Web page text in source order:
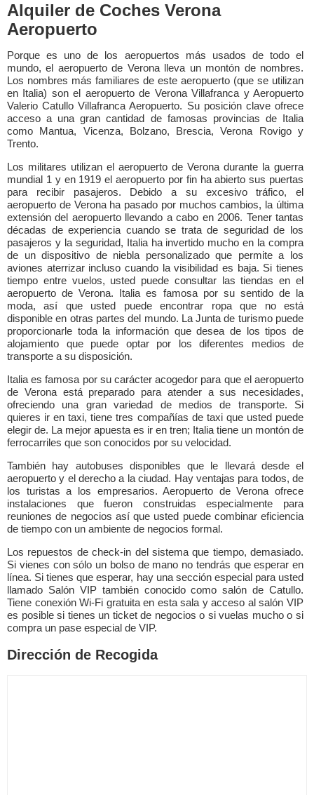
Alquiler de Coches Verona
Aeropuerto
Porque es uno de los aeropuertos más usados de todo el
mundo, el aeropuerto de Verona lleva un montón de nombres.
Los nombres más familiares de este aeropuerto (que se utilizan
en Italia) son el aeropuerto de Verona Villafranca y Aeropuerto
Valerio Catullo Villafranca Aeropuerto. Su posición clave ofrece
acceso a una gran cantidad de famosas provincias de Italia
como Mantua, Vicenza, Bolzano, Brescia, Verona Rovigo y
Trento.
Los militares utilizan el aeropuerto de Verona durante la guerra
mundial 1 y en 1919 el aeropuerto por fin ha abierto sus puertas
para recibir pasajeros. Debido a su excesivo tráfico, el
aeropuerto de Verona ha pasado por muchos cambios, la última
extensión del aeropuerto llevando a cabo en 2006. Tener tantas
décadas de experiencia cuando se trata de seguridad de los
pasajeros y la seguridad, Italia ha invertido mucho en la compra
de un dispositivo de niebla personalizado que permite a los
aviones aterrizar incluso cuando la visibilidad es baja. Si tienes
tiempo entre vuelos, usted puede consultar las tiendas en el
aeropuerto de Verona. Italia es famosa por su sentido de la
moda, así que usted puede encontrar ropa que no está
disponible en otras partes del mundo. La Junta de turismo puede
proporcionarle toda la información que desea de los tipos de
alojamiento que puede optar por los diferentes medios de
transporte a su disposición.
Italia es famosa por su carácter acogedor para que el aeropuerto
de Verona está preparado para atender a sus necesidades,
ofreciendo una gran variedad de medios de transporte. Si
quieres ir en taxi, tiene tres compañías de taxi que usted puede
elegir de. La mejor apuesta es ir en tren; Italia tiene un montón de
ferrocarriles que son conocidos por su velocidad.
También hay autobuses disponibles que le llevará desde el
aeropuerto y el derecho a la ciudad. Hay ventajas para todos, de
los turistas a los empresarios. Aeropuerto de Verona ofrece
instalaciones que fueron construidas especialmente para
reuniones de negocios así que usted puede combinar eficiencia
de tiempo con un ambiente de negocios formal.
Los repuestos de check-in del sistema que tiempo, demasiado.
Si vienes con sólo un bolso de mano no tendrás que esperar en
línea. Si tienes que esperar, hay una sección especial para usted
llamado Salón VIP también conocido como salón de Catullo.
Tiene conexión Wi-Fi gratuita en esta sala y acceso al salón VIP
es posible si tienes un ticket de negocios o si vuelas mucho o si
compra un pase especial de VIP.
Dirección de Recogida